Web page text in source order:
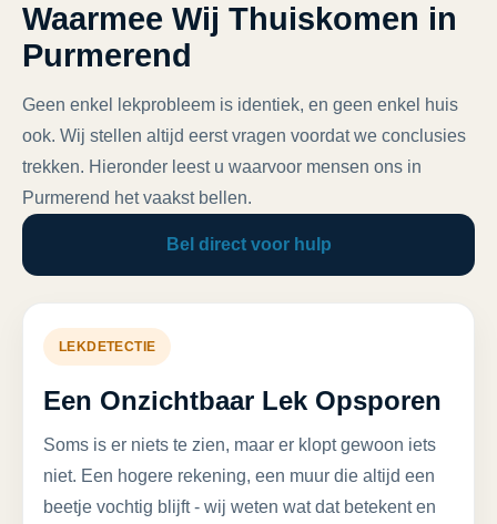
Waarmee Wij Thuiskomen in
Purmerend
Geen enkel lekprobleem is identiek, en geen enkel huis
ook. Wij stellen altijd eerst vragen voordat we conclusies
trekken. Hieronder leest u waarvoor mensen ons in
Purmerend het vaakst bellen.
Bel direct voor hulp
LEKDETECTIE
Een Onzichtbaar Lek Opsporen
Soms is er niets te zien, maar er klopt gewoon iets
niet. Een hogere rekening, een muur die altijd een
beetje vochtig blijft - wij weten wat dat betekent en